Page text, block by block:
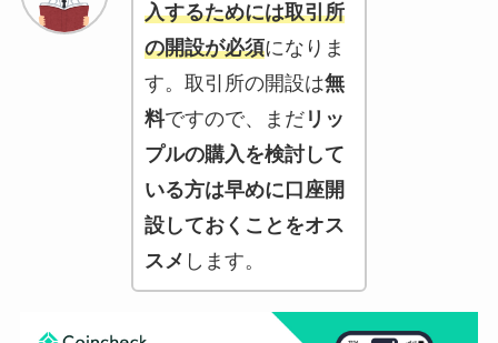
入するためには取引所
の開設が必須になりま
す。取引所の開設は無
料ですので、まだリッ
プルの購入を検討して
いる方は早めに口座開
設しておくことをオス
スメ します。